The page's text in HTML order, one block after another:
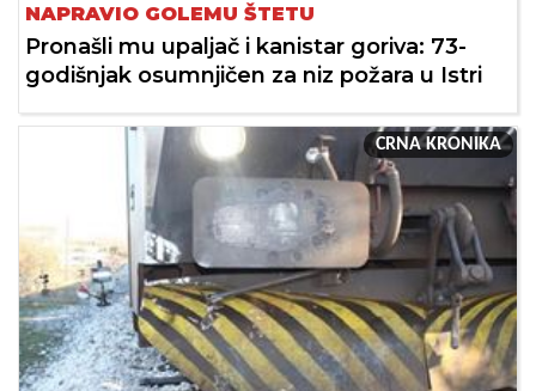
NAPRAVIO GOLEMU ŠTETU
Pronašli mu upaljač i kanistar goriva: 73-
godišnjak osumnjičen za niz požara u Istri
CRNA KRONIKA